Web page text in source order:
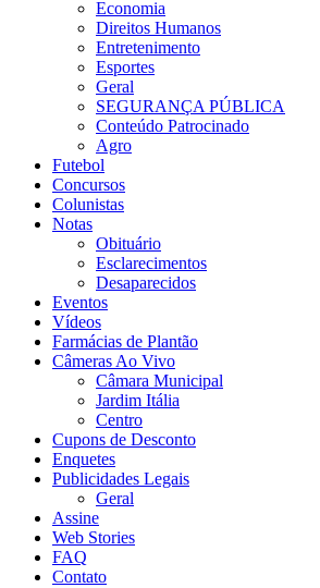
Economia
Direitos Humanos
Entretenimento
Esportes
Geral
SEGURANÇA PÚBLICA
Conteúdo Patrocinado
Agro
Futebol
Concursos
Colunistas
Notas
Obituário
Esclarecimentos
Desaparecidos
Eventos
Vídeos
Farmácias de Plantão
Câmeras Ao Vivo
Câmara Municipal
Jardim Itália
Centro
Cupons de Desconto
Enquetes
Publicidades Legais
Geral
Assine
Web Stories
FAQ
Contato